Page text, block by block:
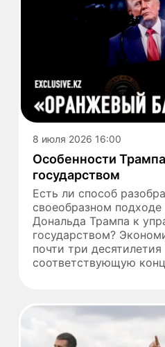
8 июля 2026 16:00
Особенности
государством
Есть ли способ
своеобразном
Дональда Трампа к
государством?
почти три
соответствующую